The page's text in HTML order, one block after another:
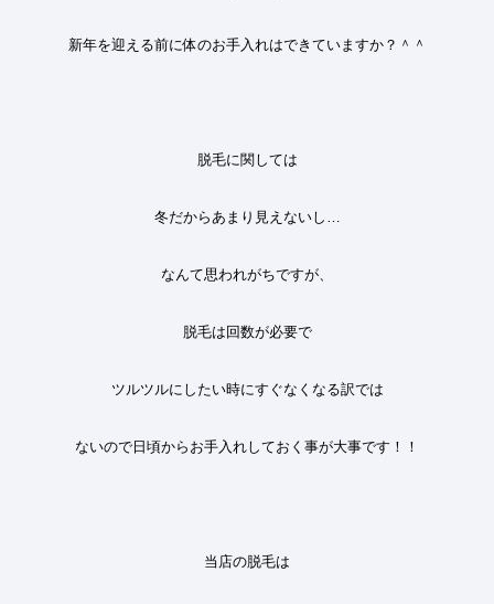
新年を迎える前に体のお手入れはできていますか？＾＾
脱毛に関しては
冬だからあまり見えないし
なんて思われがちですが、
脱毛は回数が必要で
ツルツルにしたい時にすぐなくなる訳では
ないので日頃からお手入れしておく事が大事です！！
当店の脱毛は